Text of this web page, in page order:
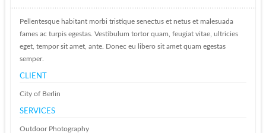
Pellentesque habitant morbi tristique senectus et netus et malesuada
fames ac turpis egestas. Vestibulum tortor quam, feugiat vitae, ultricies
eget, tempor sit amet, ante. Donec eu libero sit amet quam egestas
semper.
CLIENT
City of Berlin
SERVICES
Outdoor Photography